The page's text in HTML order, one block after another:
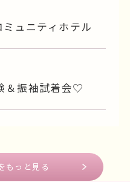
ュニティホテル
＆振袖試着会♡
もっと見る